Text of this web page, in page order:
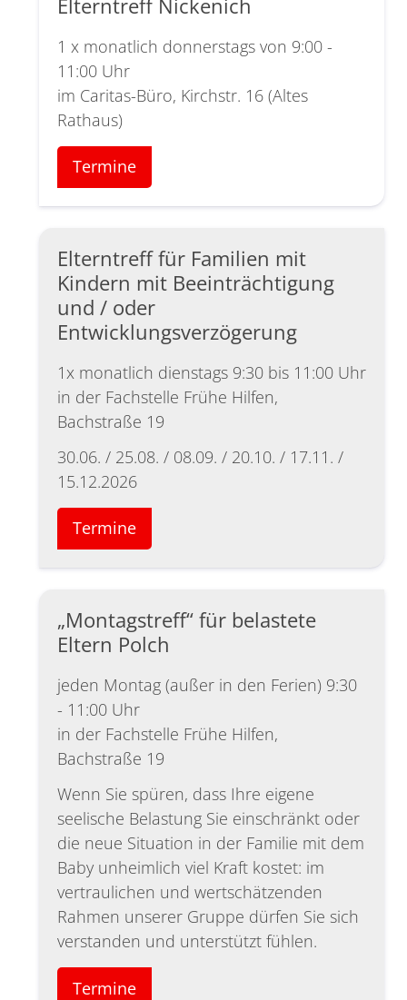
Elterntreff Nickenich
1 x monatlich donnerstags von 9:00 -
11:00 Uhr
im Caritas-Büro, Kirchstr. 16 (Altes
Rathaus)
Termine
Elterntreff für Familien mit
Kindern mit Beeinträchtigung
und / oder
Entwicklungsverzögerung
1x monatlich dienstags 9:30 bis 11:00 Uhr
in der Fachstelle Frühe Hilfen,
Bachstraße 19
30.06. / 25.08. / 08.09. / 20.10. / 17.11. /
15.12.2026
Termine
„Montagstreff“ für belastete
Eltern Polch
jeden Montag (außer in den Ferien) 9:30
- 11:00 Uhr
in der Fachstelle Frühe Hilfen,
Bachstraße 19
Wenn Sie spüren, dass Ihre eigene
seelische Belastung Sie einschränkt oder
die neue Situation in der Familie mit dem
Baby unheimlich viel Kraft kostet: im
vertraulichen und wertschätzenden
Rahmen unserer Gruppe dürfen Sie sich
verstanden und unterstützt fühlen.
Termine